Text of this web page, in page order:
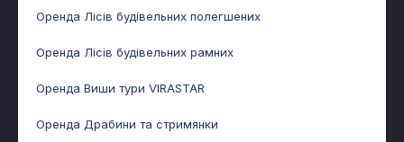
Оренда Лісів будівельних полегшених
Оренда Лісів будівельних рамних
Оренда Виши тури VIRASTAR
Оренда Драбини та стримянки